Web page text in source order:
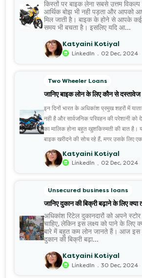
किस्तों पर बाइक लेना सबसे उत्तम
आर्थिक बोझ भी नही पड़ता और आपको
मिल जाती है। बाइक के होने से आपके
समय भी बचता है। इसलिए यदि आ...
Katyaini Kotiyal
LinkedIn . 02 Dec, 2024
Two Wheeler Loans
जानिए बाइक लोन के लिए कौन से दस्तावेज
इन दिनों भारत के अधिकांश प्रमुख शहरों में
नही है और सार्वजनिक परिवहन की परेशानी को
का मालिक होना बहुत खुशकिस्मती की बात
बाइक खरीदने की सोच रहे हैं, मगर उसके लिए
करना चाहते हैं तो
बाइक लोन
आपके लिए सबसे उत्तम विकल्प है। वैसे भी अब
लोन आज कम मासिक ईएमआई चुका कर अपनी
होने का सुख ले पा रहे हैं।
Katyaini Kotiyal
LinkedIn . 02 Dec, 2024
Unsecured business loans
जानिए दुकान की बिक्री बढ़ाने के लिए क्या
अधिकांश रिटेल दुकानदारों को अपने
चाहिए, लेकिन इस लक्ष्य को पाने के लिए
बारे में बहुत कम लोन जानते हैं। आज
दुकान की बिक्री बढ़ा...
Katyaini Kotiyal
LinkedIn . 30 Dec, 2024